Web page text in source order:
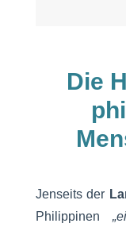
Die
Jenseits der
Philippinen